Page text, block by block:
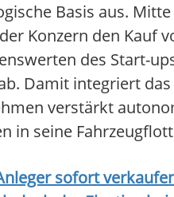
Basis aus.
Konzern den Kauf
des Start-
Damit integriert das
verstärkt
in seine
sofort